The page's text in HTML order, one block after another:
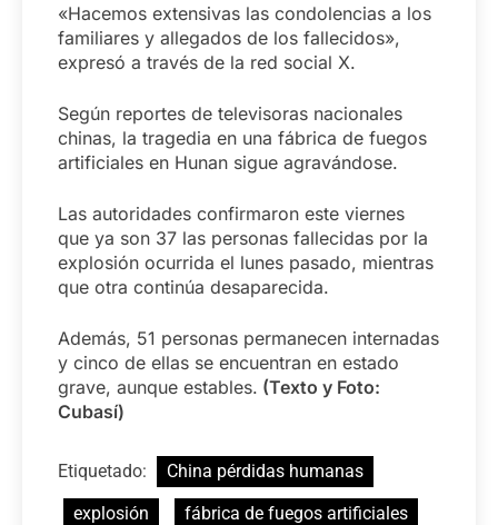
«Hacemos extensivas las condolencias a los
familiares y allegados de los fallecidos»,
expresó a través de la red social X.
Según reportes de televisoras nacionales
chinas, la tragedia en una fábrica de fuegos
artificiales en Hunan sigue agravándose.
Las autoridades confirmaron este viernes
que ya son 37 las personas fallecidas por la
explosión ocurrida el lunes pasado, mientras
que otra continúa desaparecida.
Además, 51 personas permanecen internadas
y cinco de ellas se encuentran en estado
grave, aunque estables. (Texto y Foto:
Cubasí)
Etiquetado:
China pérdidas humanas
explosión
fábrica de fuegos artificiales